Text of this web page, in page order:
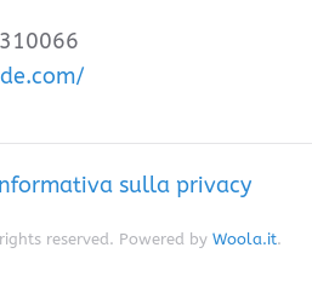
sulla privacy
reserved. Powered by Woola.it.